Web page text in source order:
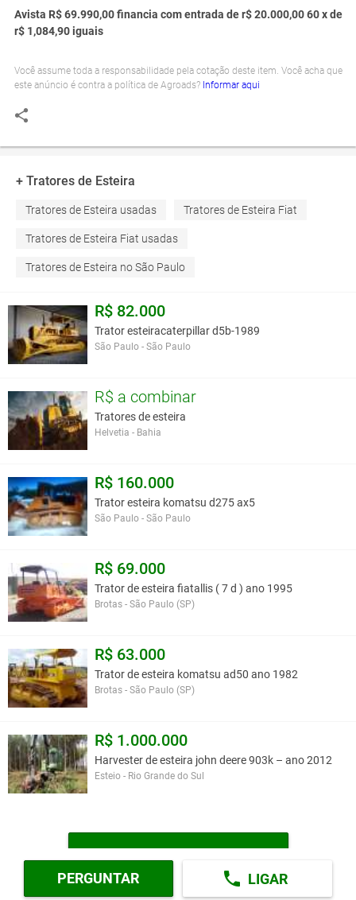
PERGUNTAR LIGAR
Avista R$ 69.990,00 financia com entrada de r$ 20.000,00 60 x de
r$ 1,084,90 iguais
Você assume toda a responsabilidade pela cotação deste item. Você acha que
este anúncio é contra a política de Agroads? Informar aqui
+ Tratores de Esteira
Tratores de Esteira usadas Tratores de Esteira Fiat
Tratores de Esteira Fiat usadas
Tratores de Esteira no São Paulo
R$ 82.000
Trator esteiracaterpillar d5b-1989
São Paulo - São Paulo
R$ a combinar
Tratores de esteira
Helvetia - Bahia
R$ 160.000
Trator esteira komatsu d275 ax5
São Paulo - São Paulo
R$ 69.000
Trator de esteira fiatallis ( 7 d ) ano 1995
Brotas - São Paulo (SP)
R$ 63.000
Trator de esteira komatsu ad50 ano 1982
Brotas - São Paulo (SP)
R$ 1.000.000
Harvester de esteira john deere 903k – ano 2012
Esteio - Rio Grande do Sul